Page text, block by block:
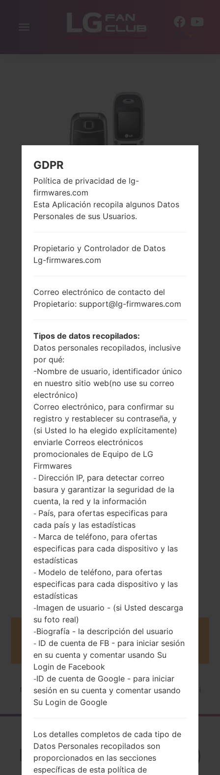
Alternar
LG KP202I (LGKP202I)
DE LA SERIE LG
OTHERS
1.8 pulgadas
(~26.0% relación
pantalla-cuerpo)
128 x 160 píxeles
(~114 densidad de
píxeles por
pulgada)
78 gramos (2.75
onzas)
Extraíble Li-Ion
830 mAh
Unknown
Mayo, 2007
Buy accessories on Amazon
Página principal →Serie →LG Others →LGKP202i
El resumen
LGKP202i(LGKP202i)
GDPR
Política de privacidad de lg-
firmwares.com
Esta Aplicación recopila algunos Datos
Personales de sus Usuarios.
Propietario y Controlador de Datos
Lg-firmwares.com
Correo electrónico de contacto del
Propietario: support@lg-firmwares.com
Tipos de datos recopilados:
Datos personales recopilados, inclusive
por qué:
-Nombre de usuario, identificador único
en nuestro sitio web(no use su correo
electrónico)
Correo electrónico, para confirmar su
registro y restablecer su contraseña, y
(si Usted lo ha elegido explícitamente)
enviarle Correos electrónicos
promocionales de Equipo de LG
Firmwares
- Dirección IP, para detectar correo
basura y garantizar la seguridad de la
cuenta, la red y la información
- País, para ofertas especificas para
cada país y las estadísticas
- Marca de teléfono, para ofertas
especificas para cada dispositivo y las
estadísticas
- Modelo de teléfono, para ofertas
especificas para cada dispositivo y las
estadísticas
-Imagen de usuario - (si Usted descarga
su foto real)
-Biografía - la descripción del usuario
- ID de cuenta de FB - para iniciar sesión
en su cuenta y comentar usando Su
Login de Facebook
-ID de cuenta de Google - para iniciar
sesión en su cuenta y comentar usando
Su Login de Google
Los detalles completos de cada tipo de
Datos Personales recopilados son
proporcionados en las secciones
específicas de esta política de